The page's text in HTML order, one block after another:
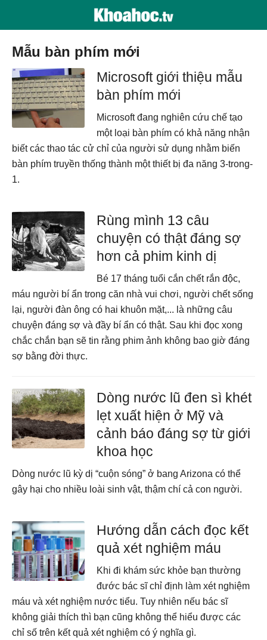
mẫu bàn phím mới
Microsoft giới thiệu mẫu
bàn phím mới
Microsoft đang nghiên cứu chế tạo
một loại bàn phím có khả năng nhận
biết các thao tác cử chỉ của người sử dụng nhằm biến
bàn phím truyền thống thành một thiết bị đa năng 3-trong-
1.
Rùng mình 13 câu
chuyện có thật đáng sợ
hơn cả phim kinh dị
Bé 17 tháng tuổi cắn chết rắn độc,
máu người bí ẩn trong căn nhà vui chơi, người chết sống
lại, người đàn ông có hai khuôn mặt,... là những câu
chuyện đáng sợ và đầy bí ẩn có thật. Sau khi đọc xong
chắc chắn bạn sẽ tin rằng phim ảnh không bao giờ đáng
sợ bằng đời thực.
Dòng nước lũ đen sì khét
lẹt xuất hiện ở Mỹ và
cảnh báo đáng sợ từ giới
khoa học
Dòng nước lũ kỳ dị “cuộn sóng” ở bang Arizona có thể
gây hại cho nhiều loài sinh vật, thậm chí cả con người.
Hướng dẫn cách đọc kết
quả xét nghiệm máu
Khi đi khám sức khỏe bạn thường
đước bác sĩ chỉ định làm xét nghiệm
máu và xét nghiệm nước tiểu. Tuy nhiên nếu bác sĩ
không giải thích thì bạn cũng không thể hiểu được các
chỉ số trên kết quả xét nghiệm có ý nghĩa gì.